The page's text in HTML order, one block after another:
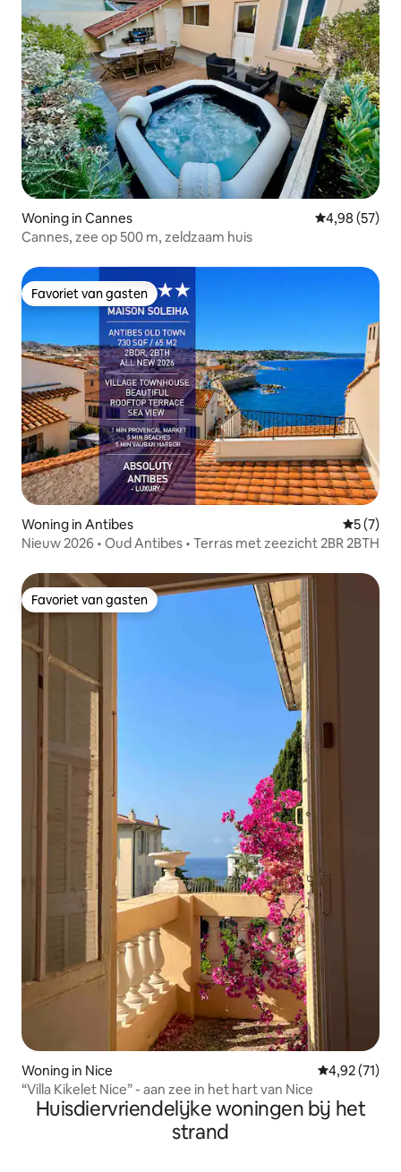
Woning in Cannes Gemiddelde
4,98 (57)
Cannes, zee op 500 m, zeldzaam huis
Favoriet van gasten
Favoriet van gasten
Woning in Antibes
5 (7)
Nieuw 2026 • Oud Antibes • Terras met zeezicht 2BR 2BTH
Favoriet van gasten
Favoriet van gasten
Woning in Nice Gemiddelde
4,92 (71)
“Villa Kikelet Nice” - aan zee in het hart van Nice
Huisdiervriendelijke woningen bij het
strand